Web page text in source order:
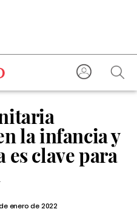
la infancia y
es clave para
enero de 2022